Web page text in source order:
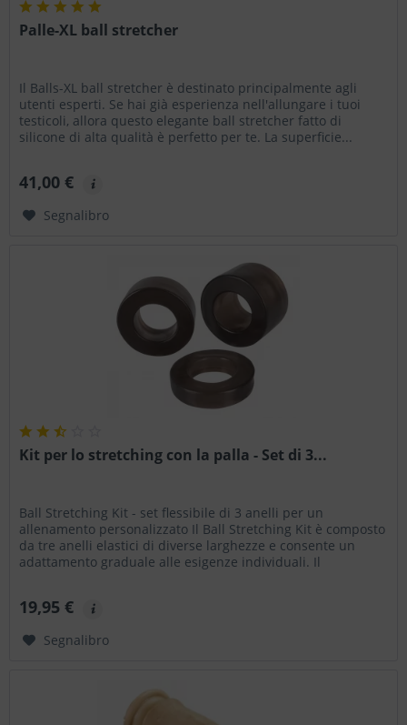
Palle-XL ball stretcher
Il Balls-XL ball stretcher è destinato principalmente agli
utenti esperti. Se hai già esperienza nell'allungare i tuoi
testicoli, allora questo elegante ball stretcher fatto di
silicone di alta qualità è perfetto per te. La superficie...
41,00 €
Segnalibro
Kit per lo stretching con la palla - Set di 3...
Ball Stretching Kit - set flessibile di 3 anelli per un
allenamento personalizzato Il Ball Stretching Kit è composto
da tre anelli elastici di diverse larghezze e consente un
adattamento graduale alle esigenze individuali. Il
19,95 €
Segnalibro